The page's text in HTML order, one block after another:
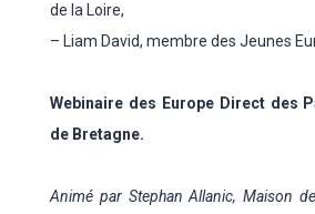
de la Loire,
– Liam David, membre des Jeunes
Webinaire des Europe Direct des
de Bretagne.
Animé par Stephan Allanic, Maison